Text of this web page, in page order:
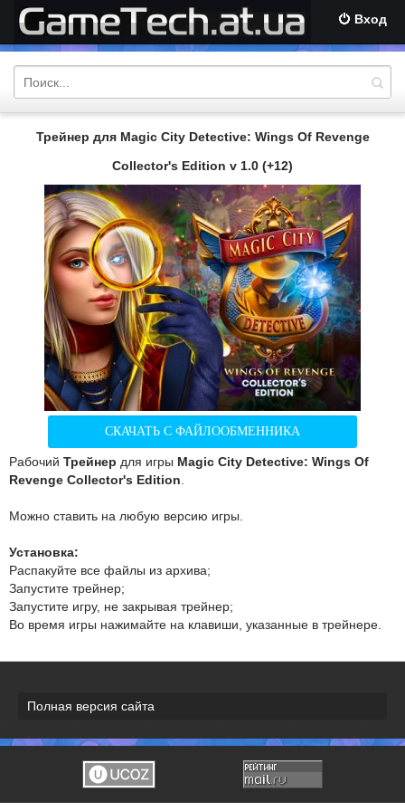
Вход
Трейнер для Magic City Detective: Wings Of Revenge
Collector's Edition v 1.0 (+12)
СКАЧАТЬ С ФАЙЛООБМЕННИКА
Рабочий Трейнер для игры Magic City Detective: Wings Of
Revenge Collector's Edition
Можно ставить на любую версию игры.
Установка:
Распакуйте все файлы из архива;
Запустите трейнер;
Запустите игру, не закрывая трейнер;
Во время игры нажимайте на клавиши, указанные в трейнере.
Полная версия сайта